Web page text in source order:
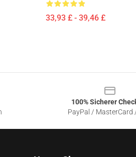
33,93 £ - 39,46 £
100% Sicherer
PayPal / MasterCard